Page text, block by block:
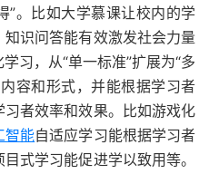
”。比如大学慕课让校内的学
识问答能有效激发社会力量
习，从“单一标准”扩展为“多
容和形式，并能根据学习者
者效率和效果。比如游戏化
智能自适应学习能根据学习者
式学习能促进学以致用等。